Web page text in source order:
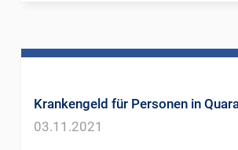
Krankengeld für Personen in
03.11.2021